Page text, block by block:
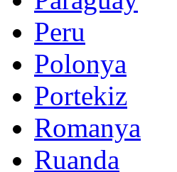
Peru
Polonya
Portekiz
Romanya
Ruanda